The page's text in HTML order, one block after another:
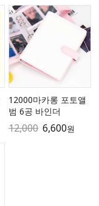
12000마카롱 포토앨
범 6공 바인더
12,000 6,600원